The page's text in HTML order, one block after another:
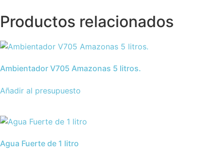
Productos relacionados
Ambientador V705 Amazonas 5 litros.
Añadir al presupuesto
Agua Fuerte de 1 litro